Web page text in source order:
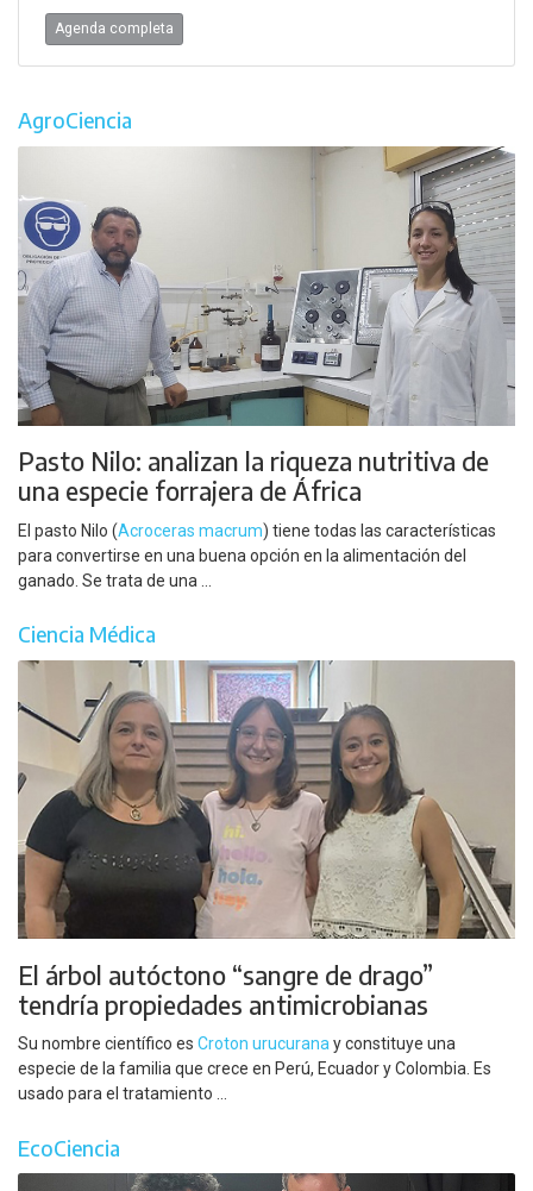
Agenda completa
AgroCiencia
Pasto Nilo: analizan la riqueza nutritiva de
una especie forrajera de África
El pasto Nilo (Acroceras macrum) tiene todas las características
para convertirse en una buena opción en la alimentación del
ganado. Se trata de una ...
Ciencia Médica
El árbol autóctono “sangre de drago”
tendría propiedades antimicrobianas
Su nombre científico es Croton urucuranay constituye una
especie de la familia que crece en Perú, Ecuador y Colombia. Es
usado para el tratamiento ...
EcoCiencia